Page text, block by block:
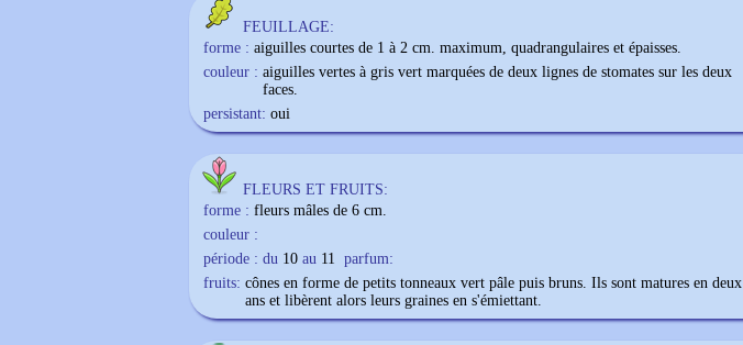
FEUILLAGE:
forme : aiguilles courtes de 1 à 2 cm. maximum, quadrangulaires et épaisses.
couleur : aiguilles vertes à gris vert marquées de deux lignes de stomates sur les deux
faces.
persistant: oui
FLEURS ET FRUITS:
forme : fleurs mâles de 6 cm.
couleur :
période : du 10 au 11 parfum:
fruits: cônes en forme de petits tonneaux vert pâle puis bruns. Ils sont matures en deux
ans et libèrent alors leurs graines en s'émiettant.